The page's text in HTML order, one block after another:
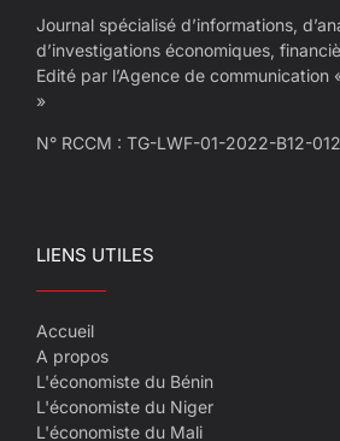
Journal spécialisé d’informations,
d’investigations économiques,
Edité par l’Agence de communication
»
N° RCCM : TG-LWF-01-2022-B12-
LIENS UTILES
Accueil
A propos
L'économiste du Bénin
L'économiste du Niger
L'économiste du Mali